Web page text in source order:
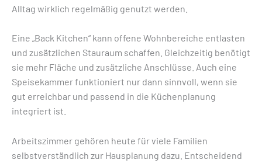
Alltag wirklich regelmäßig genutzt werden.
Eine „Back Kitchen“ kann offene Wohnbereiche entlasten
und zusätzlichen Stauraum schaffen. Gleichzeitig benötigt
sie mehr Fläche und zusätzliche Anschlüsse. Auch eine
Speisekammer funktioniert nur dann sinnvoll, wenn sie
gut erreichbar und passend in die Küchenplanung
integriert ist.
Arbeitszimmer gehören heute für viele Familien
selbstverständlich zur Hausplanung dazu. Entscheidend